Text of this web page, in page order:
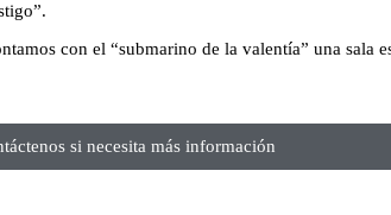
con el “submarino de la valentía” una sala
si necesita más información​